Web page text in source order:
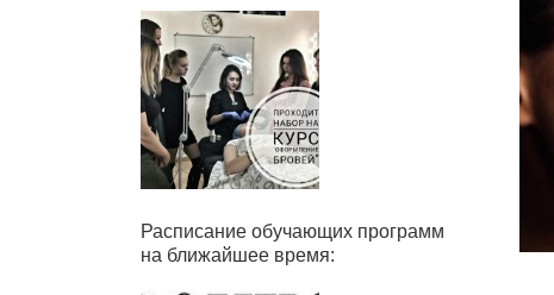
Расписание обучающих программ
на ближайшее время: